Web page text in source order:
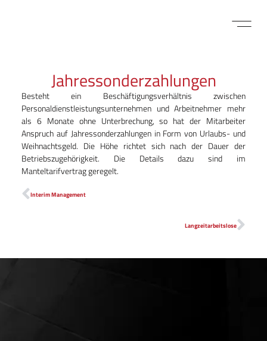
Jahressonderzahlungen
Besteht ein Beschäftigungsverhältnis zwischen
Personaldienstleistungsunternehmen und Arbeitnehmer mehr
als 6 Monate ohne Unterbrechung, so hat der Mitarbeiter
Anspruch auf Jahressonderzahlungen in Form von Urlaubs- und
Weihnachtsgeld. Die Höhe richtet sich nach der Dauer der
Betriebszugehörigkeit. Die Details dazu sind im
Manteltarifvertrag geregelt.
Interim Management
Langzeitarbeitslose